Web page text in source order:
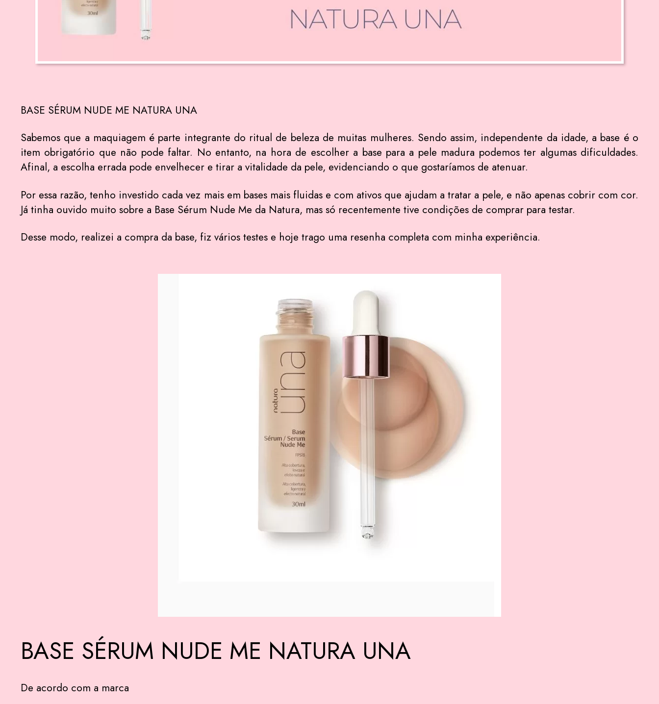
BASE SÉRUM NUDE ME NATURA UNA
Sabemos que a maquiagem é parte integrante do ritual de beleza de muitas mulheres. Sendo assim, independente da idade, a base é o
item obrigatório que não pode faltar. No entanto, na hora de escolher a base para a pele madura podemos ter algumas dificuldades.
Afinal, a escolha errada pode envelhecer e tirar a vitalidade da pele, evidenciando o que gostaríamos de atenuar.
Por essa razão, tenho investido cada vez mais em bases mais fluidas e com ativos que ajudam a tratar a pele, e não apenas cobrir com cor.
Já tinha ouvido muito sobre a Base Sérum Nude Me da Natura, mas só recentemente tive condições de comprar para testar.
Desse modo, realizei a compra da base, fiz vários testes e hoje trago uma resenha completa com minha experiência.
BASE SÉRUM NUDE ME NATURA UNA
De acordo com a marca